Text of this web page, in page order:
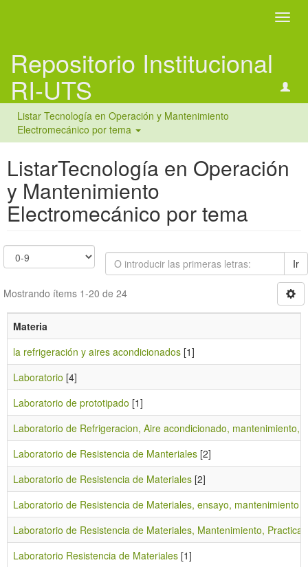
Repositorio Institucional
RI-UTS
Listar Tecnología en Operación y Mantenimiento
Electromecánico por tema
ListarTecnología en Operación
y Mantenimiento
Electromecánico por tema
Ir
Mostrando ítems 1-20 de 24
Materia
la refrigeración y aires acondicionados [1]
Laboratorio [4]
Laboratorio de prototipado [1]
Laboratorio de Refrigeracion, Aire acondicionado, mantenimiento,
Laboratorio de Resistencia de Manteriales [2]
Laboratorio de Resistencia de Materiales [2]
Laboratorio de Resistencia de Materiales, ensayo, mantenimiento
Laboratorio de Resistencia de Materiales, Mantenimiento, Practica
Laboratorio Resistencia de Materiales [1]